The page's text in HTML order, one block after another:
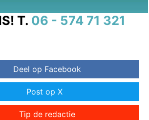
T. 06 - 574 71 321
Deel op Facebook
Post op X
Tip de redactie